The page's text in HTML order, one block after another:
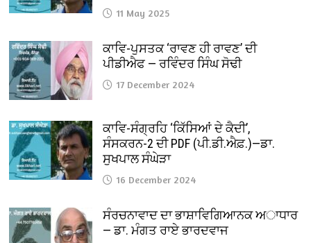
11 May 2025
ਕਾਵਿ-ਪੁਸਤਕ ‘ਰਾਵਣ ਹੀ ਰਾਵਣ’ ਦੀ
ਪੀਡੀਐਫ — ਰਵਿੰਦਰ ਸਿੰਘ ਸੋਢੀ
17 December 2024
ਕਾਵਿ-ਸੰਗ੍ਰਹਿ ‘ਕਿੱਸਿਆਂ ਦੇ ਕੈਦੀ’,
ਸੰਸਕਰਨ-2 ਦੀ PDF (ਪੀ.ਡੀ.ਐਫ਼.)—ਡਾ.
ਸੁਖਪਾਲ ਸੰਘੇੜਾ
16 December 2024
ਸੰਰਚਨਾਵਾਦ ਦਾ ਭਾਸ਼ਾਵਿਗਿਆਨਕ ਅਾਧਾਰ
— ਡਾ. ਮੰਗਤ ਰਾਏ ਭਾਰਦਵਾਜ